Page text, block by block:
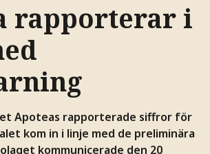
rapporterar i
Apoteas rapporterade siffror för
kom in i linje med de preliminära
kommunicerade den 20